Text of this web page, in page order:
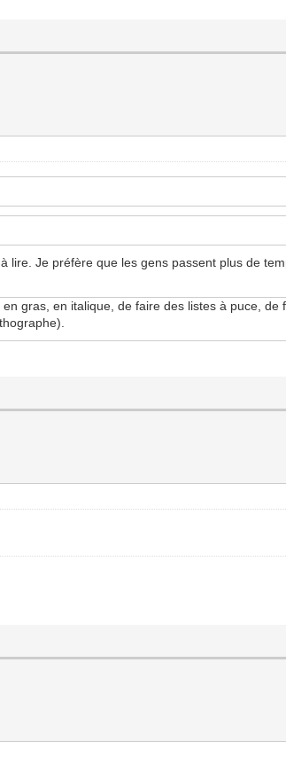
lire. Je préfère que les gens passent plus de
gras, en italique, de faire des listes à puce, de